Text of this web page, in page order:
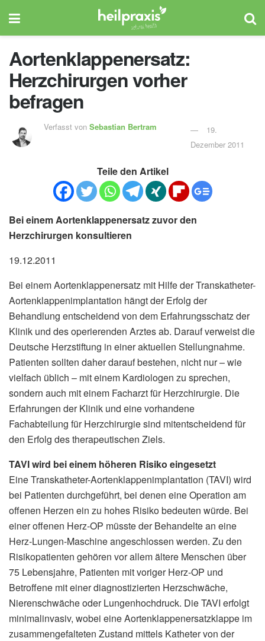
Aortenklappenersatz:
Herzchirurgen vorher
befragen
Verfasst von Sebastian Bertram
19.
Dezember 2011
Teile den Artikel
Bei einem Aortenklappenersatz zuvor den
Herzchirurgen konsultieren
19.12.2011
Bei einem Aortenklappenersatz mit Hilfe der Transkatheter-
Aortenklappenimplantation hängt der Erfolg der
Behandlung entscheidend von dem Erfahrungsschatz der
Klinik und des operierenden Arztes ab. Darauf verweist die
Deutsche Herzstiftung in einer aktuellen Stellungnahme.
Patienten sollten daher darauf bestehen, nicht nur – wie
vielfach üblich – mit einem Kardiologen zu sprechen,
sondern auch mit einem Facharzt für Herzchirurgie. Die
Erfahrungen der Klinik und eine vorhandene
Fachabteilung für Herzchirurgie sind mitentscheidend für
den Erfolg des therapeutischen Ziels.
TAVI wird bei einem höheren Risiko eingesetzt
Eine Transkatheter-Aortenklappenimplantation (TAVI) wird
bei Patienten durchgeführt, bei denen eine Operation am
offenen Herzen ein zu hohes Risiko bedeuten würde. Bei
einer offenen Herz-OP müsste der Behandelte an eine
Herz-Lungen-Maschine angeschlossen werden. Zu den
Risikopatienten gehören vor allem ältere Menschen über
75 Lebensjahre, Patienten mit voriger Herz-OP und
Betroffene mit einer diagnostizierten Herzschwäche,
Nierenschwäche oder Lungenhochdruck. Die TAVI erfolgt
minimalinvasiv, wobei eine Aortenklappenersatzklappe im
zusammengefalteten Zustand mittels Katheter von der